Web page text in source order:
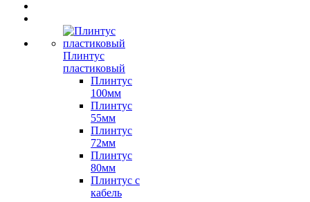
Плинтус
пластиковый
Плинтус
100мм
Плинтус
55мм
Плинтус
72мм
Плинтус
80мм
Плинтус с
кабель